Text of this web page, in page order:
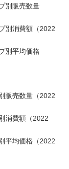
別販売数量
別消費額（2022
別平均価格
販売数量（2022
消費額（2022
平均価格（2022